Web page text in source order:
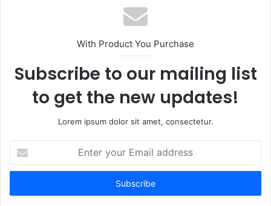
With Product You Purchase
Subscribe to our mailing list
to get the new updates!
Lorem ipsum dolor sit amet, consectetur.
your
Email